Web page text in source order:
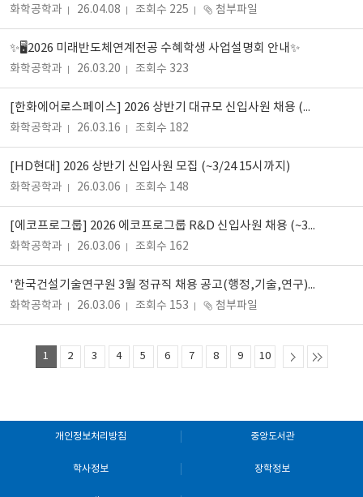
화학공학과 26.04.08 조회수 225 첨부파일
✨🖥️2026 미래반도체연계전공 수혜학생 사업설명회 안내✨
화학공학과 26.03.20 조회수 323
[한화에어로스페이스] 2026 상반기 대규모 신입사원 채용 (~3/30)
화학공학과 26.03.16 조회수 182
[HD현대] 2026 상반기 신입사원 모집 (~3/24 15시까지)
화학공학과 26.03.06 조회수 148
[에코프로그룹] 2026 에코프로그룹 R&D 신입사원 채용 (~3/17(화))
화학공학과 26.03.06 조회수 162
'한국건설기술연구원 3월 정규직 채용 공고(행정,기술,연구)' 채용공고 안내드립니다.
화학공학과 26.03.06 조회수 153 첨부파일
1 2 3 4 5 6 7 8 9 10
개인정보처리방침 중앙도서관
학사정보 장학정보